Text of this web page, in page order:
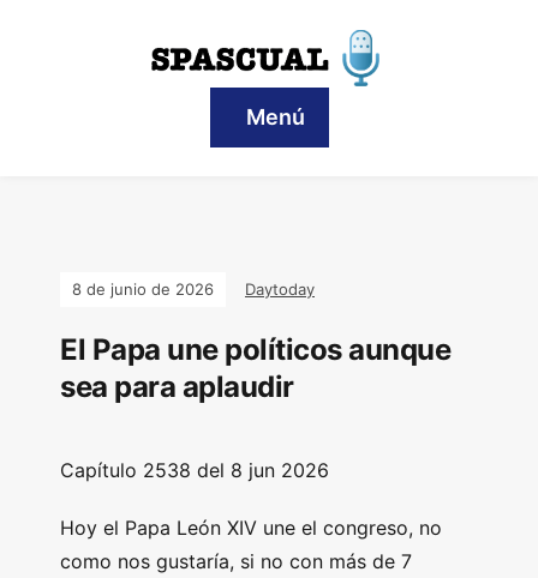
Menú
8 de junio de 2026 Daytoday
El Papa une políticos aunque
sea para aplaudir
Capítulo 2538 del 8 jun 2026
Hoy el Papa León XIV une el congreso, no
como nos gustaría, si no con más de 7